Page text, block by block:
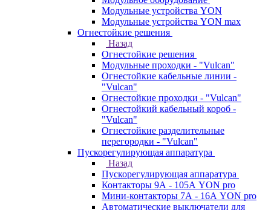
Модульные устройства YON
Модульные устройства YON max
Огнестойкие решения
Назад
Огнестойкие решения
Модульные проходки - "Vulcan"
Огнестойкие кабельные линии -
"Vulcan"
Огнестойкие проходки - "Vulcan"
Огнестойкий кабельный короб -
"Vulcan"
Огнестойкие разделительные
перегородки - "Vulcan"
Пускорегулирующая аппаратура
Назад
Пускорегулирующая аппаратура
Контакторы 9А - 105А YON pro
Мини-контакторы 7А - 16А YON pro
Автоматические выключатели для